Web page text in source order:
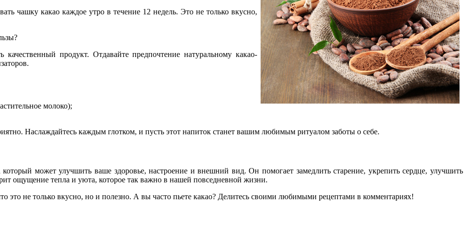
чашку какао каждое утро в течение 12 недель. Это не только вкусно,
продукт. Отдавайте предпочтение натуральному какао-
молоко);
Наслаждайтесь каждым глотком, и пусть этот напиток станет вашим любимым ритуалом заботы о себе.
может улучшить ваше здоровье, настроение и внешний вид. Он помогает замедлить старение, укрепить сердце, улучшить
ощущение тепла и уюта, которое так важно в нашей повседневной жизни.
это не только вкусно, но и полезно. А вы часто пьете какао? Делитесь своими любимыми рецептами в комментариях!